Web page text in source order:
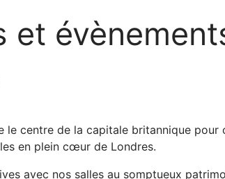
et
le centre de la capitale britannique
en plein cœur de Londres.
avec nos salles au somptueux